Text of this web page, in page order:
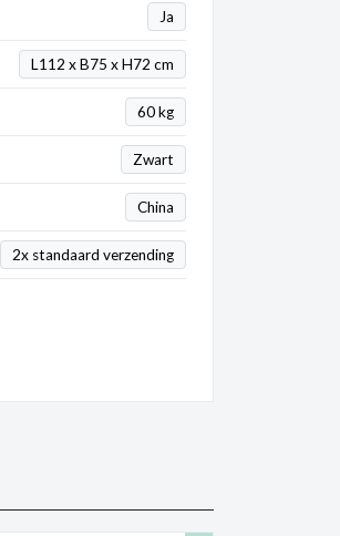
Ja
L112 x B75 x H72 cm
60 kg
Zwart
China
2x standaard verzending